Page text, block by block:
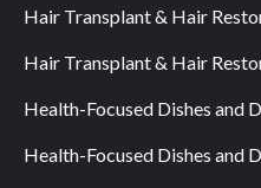
Hair Transplant & Hair
Hair Transplant & Hair
Health-Focused Dishes and
Health-Focused Dishes and